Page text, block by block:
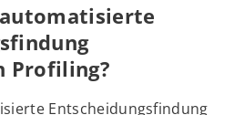
Profiling?
Entscheidungsfindung